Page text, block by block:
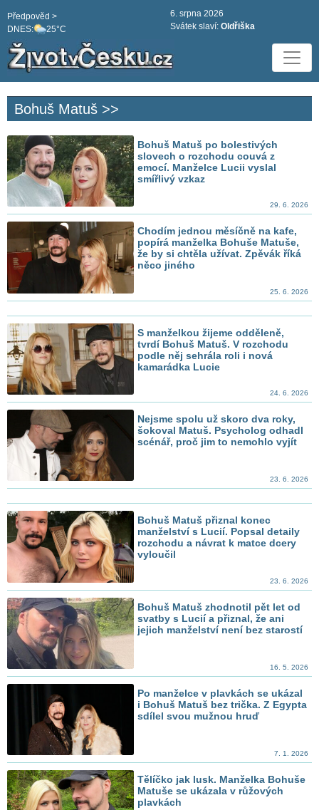
DNES: 25°C
Předpověd >
6. srpna 2026
Svátek slaví: Oldřiška
Bohuš Matuš >>
Bohuš Matuš po bolestivých
slovech o rozchodu couvá z
emocí. Manželce Lucii vyslal
smířlivý vzkaz
29. 6. 2026
Chodím jednou měsíčně na kafe,
popírá manželka Bohuše Matuše,
že by si chtěla užívat. Zpěvák říká
něco jiného
25. 6. 2026
S manželkou žijeme odděleně,
tvrdí Bohuš Matuš. V rozchodu
podle něj sehrála roli i nová
kamarádka Lucie
24. 6. 2026
Nejsme spolu už skoro dva roky,
šokoval Matuš. Psycholog odhadl
scénář, proč jim to nemohlo vyjít
23. 6. 2026
Bohuš Matuš přiznal konec
manželství s Lucií. Popsal detaily
rozchodu a návrat k matce dcery
vyloučil
23. 6. 2026
Bohuš Matuš zhodnotil pět let od
svatby s Lucií a přiznal, že ani
jejich manželství není bez starostí
16. 5. 2026
Po manželce v plavkách se ukázal
i Bohuš Matuš bez trička. Z Egypta
sdílel svou mužnou hruď
7. 1. 2026
Tělíčko jak lusk. Manželka Bohuše
Matuše se ukázala v růžových
plavkách